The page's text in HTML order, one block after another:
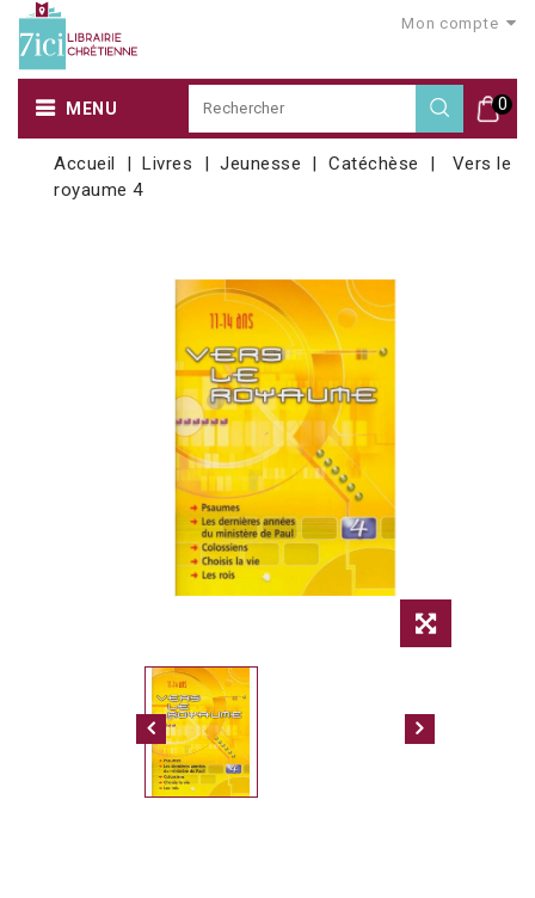
Mon compte
0
MENU
Accueil Livres Jeunesse Catéchèse
Vers le
royaume 4